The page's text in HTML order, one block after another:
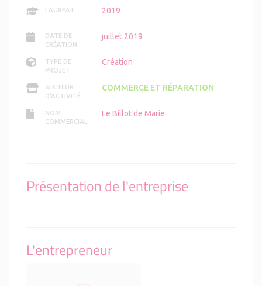
LAURÉAT : 2019
DATE DE
CRÉATION :
juillet 2019
TYPE DE
PROJET :
Création
SECTEUR
D'ACTIVITÉ :
COMMERCE ET RÉPARATION
NOM
COMMERCIAL
:
Le Billot de Marie
Présentation de l'entreprise
L'entrepreneur